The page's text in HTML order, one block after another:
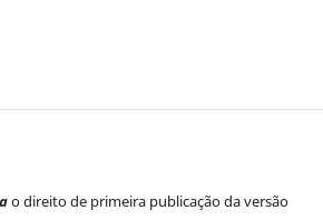
o direito de primeira publicação da versão